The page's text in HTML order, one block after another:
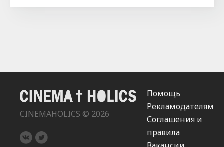
CINEMAHOLICS © 2026
Помощь
Рекламодателям
Соглашения и
правила